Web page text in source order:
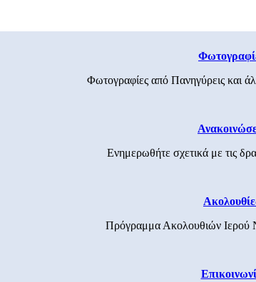
Φωτογραφίες από Πανηγύρεις και
Ενημερωθήτε σχετικά με τις
Πρόγραμμα Ακολουθιών Ιερού